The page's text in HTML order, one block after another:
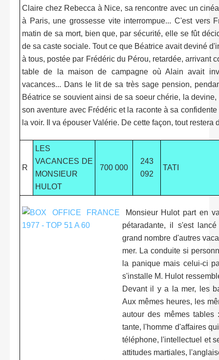
Claire chez Rebecca à Nice, sa rencontre avec un
à Paris, une grossesse vite interrompue... C'est vers
matin de sa mort, bien que, par sécurité, elle se fût
de sa caste sociale. Tout ce que Béatrice avait deviné
à tous, postée par Frédéric du Pérou, retardée, arrivant
table de la maison de campagne où Alain avait
vacances... Dans le lit de sa très sage pension,
Béatrice se souvient ainsi de sa soeur chérie, la
son aventure avec Frédéric et la raconte à sa
la voir. Il va épouser Valérie. De cette façon, tout restera
R
LES
VACANCES DE
MONSIEUR
HULOT
700 000
243
092
TATI
Monsieur Hulot part en
pétaradante, il s'est
grand nombre d'autres
mer. La conduite si
la panique mais celui-ci
s'installe M. Hulot
Devant il y a la mer, les
Aux mêmes heures, les
autour des mêmes
tante, l'homme d'affaires
téléphone, l'intellectuel et
attitudes martiales,